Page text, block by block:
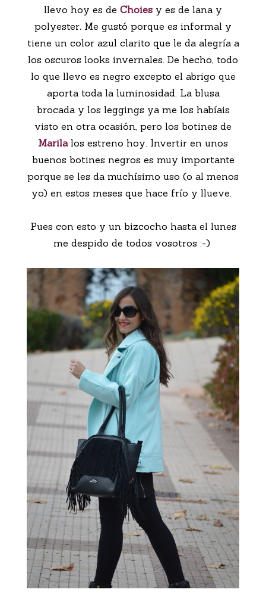
llevo hoy es de Choies y es de lana y
polyester. Me gustó porque es informal y
tiene un color azul clarito que le da alegría a
los oscuros looks invernales. De hecho, todo
lo que llevo es negro excepto el abrigo que
aporta toda la luminosidad. La blusa
brocada y los leggings ya me los habíais
visto en otra ocasión, pero los botines de
Marilalos estreno hoy. Invertir en unos
buenos botines negros es muy importante
porque se les da muchísimo uso (o al menos
yo) en estos meses que hace frío y llueve.
Pues con esto y un bizcocho hasta el lunes
me despido de todos vosotros :-)